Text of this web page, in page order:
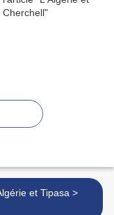
L'Algérie et Tipasa >